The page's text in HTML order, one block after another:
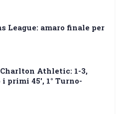
League: amaro finale per
Athletic: 1-3,
primi 45′, 1° Turno-